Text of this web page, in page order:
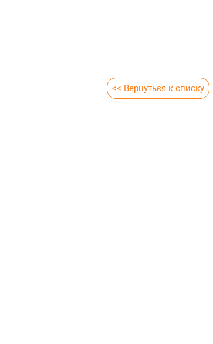
<< Вернуться к списку